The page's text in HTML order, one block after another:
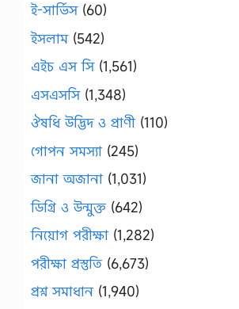
ই-সার্ভিস(60)
ইসলাম(542)
এইচ এস সি(1,561)
এসএসসি(1,348)
ঔষধি উদ্ভিদ ও প্রাণী (110)
গোপন সমস্যা (245)
জানা অজানা (1,031)
ডিগ্রি ও উন্মুক্ত (642)
নিয়োগ পরীক্ষা (1,282)
পরীক্ষা প্রস্তুতি (6,673)
প্রশ্ন সমাধান (1,940)